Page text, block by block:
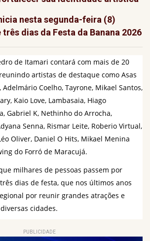
nesta segunda-feira (8)
dias da Festa da Banana 2026
de Itamari contará com mais de 20
artistas de destaque como Asas
Adelmário Coelho, Tayrone, Mikael Santos,
Kaio Love, Lambasaia, Hiago
Gabriel K, Nethinho do Arrocha,
Senna, Rismar Leite, Roberio Virtual,
Oliver, Daniel O Hits, Mikael Menina
do Forró de Maracujá.
milhares de pessoas passem por
dias de festa, que nos últimos anos
por reunir grandes atrações e
cidades.
PUBLICIDADE